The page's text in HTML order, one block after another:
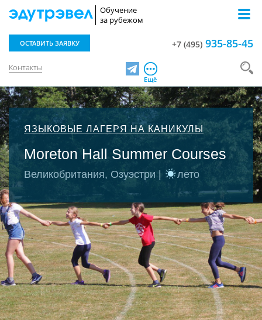
Обучение
за рубежом
Контакты
ОСТАВИТЬ ЗАЯВКУ +7 (495) 935-85-45
TelegramЕщё
ЯЗЫКОВЫЕ ЛАГЕРЯ НА КАНИКУЛЫ
Moreton Hall Summer Courses
Великобритания, Озуэстри | лето